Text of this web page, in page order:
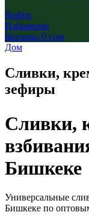
Войти
Избранное
Корзина 0 сом
Дом
Сливки,
зефиры
Сливки,
Бишкеке
Универсальные
Бишкеке по